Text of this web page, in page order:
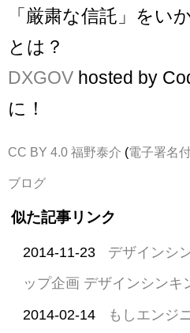
「厳粛な信託」をい
とは？
DXGOV hosted by
に！
CC BY 4.0 福野泰介 (電子署名
ブログ
似た記事リンク
2014-11-23
デザインシ
ップ企画 デザインシンキ
2014-02-14
もしエンジ